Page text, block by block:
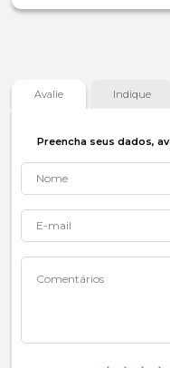
Avalie Indique
Preencha seus dados,